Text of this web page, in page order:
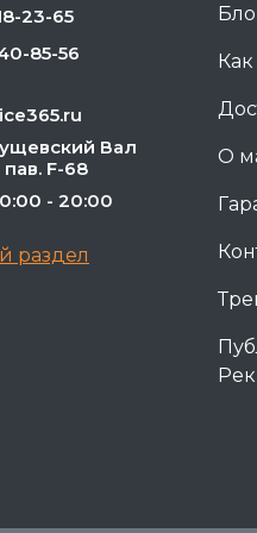
О
23-65
85-56
Вал
пав. F-68
- 20:00
раздел